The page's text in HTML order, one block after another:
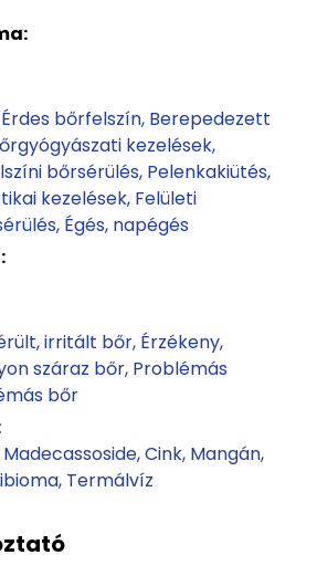
Érdes bőrfelszín Berepedezett
kezelések
bőrsérülés Pelenkakiütés
kezelések Felületi
Égés, napégés
irritált bőr Érzékeny,
száraz bőr Problémás
bőr
Madecassoside Cink Mangán
Termálvíz